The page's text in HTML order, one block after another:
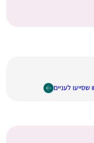
לעניים